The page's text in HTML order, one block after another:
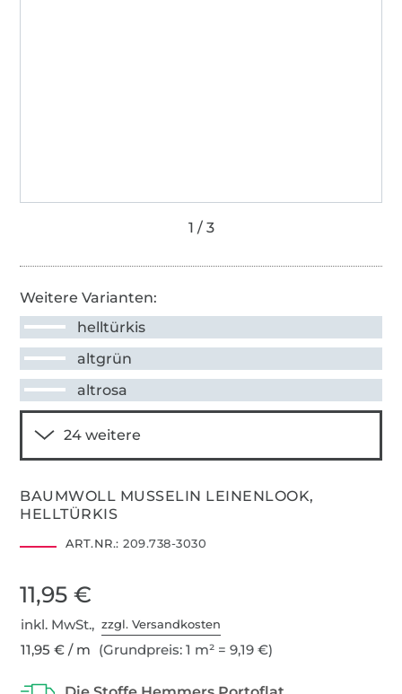
Weitere Varianten:
helltürkis
altgrün
altrosa
BAUMWOLL MUSSELIN LEINENLOOK,
HELLTÜRKIS
ART.NR.: 209.738-3030
11,95 €
inkl. MwSt.,zzgl. Versandkosten
11,95 € / m (Grundpreis: 1 m² = 9,19 €)